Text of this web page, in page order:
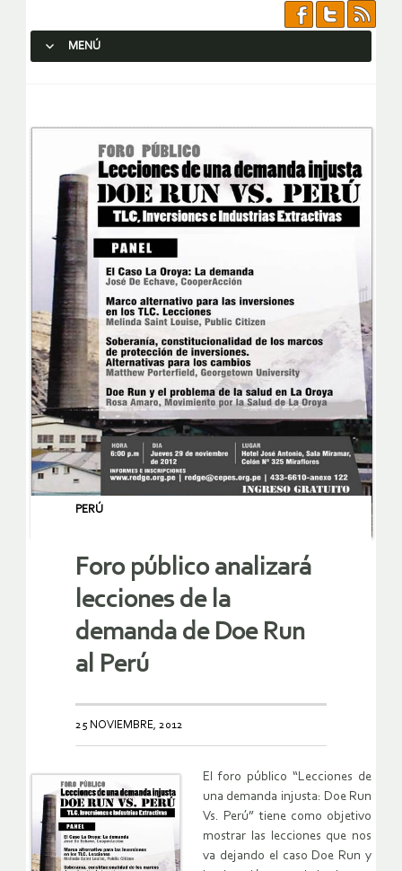
MENÚ
PERÚ
Foro público analizará
lecciones de la
demanda de Doe Run
al Perú
25 NOVIEMBRE, 2012
El foro público “Lecciones de
una demanda injusta: Doe Run
Vs. Perú” tiene como objetivo
mostrar las lecciones que nos
va dejando el caso Doe Run y